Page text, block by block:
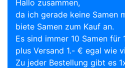
Hallo zusammen,
da ich gerade keine Samen
biete Samen zum Kauf an.
Es sind immer 10 Samen für
plus Versand 1.- € egal wie
Zu jeder Bestellung gibt es